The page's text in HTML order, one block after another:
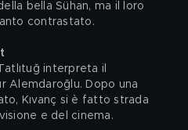
bella Sühan, ma il loro
contrastato.
interpreta il
Alemdaroğlu. Dopo una
Kıvanç si è fatto strada
e del cinema.